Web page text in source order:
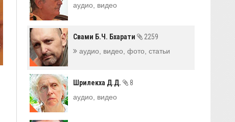
аудио, видео
Свами Б.Ч. Бхарати
2259
аудио, видео, фото, статьи
Шрилекха Д.Д.
8
аудио, видео